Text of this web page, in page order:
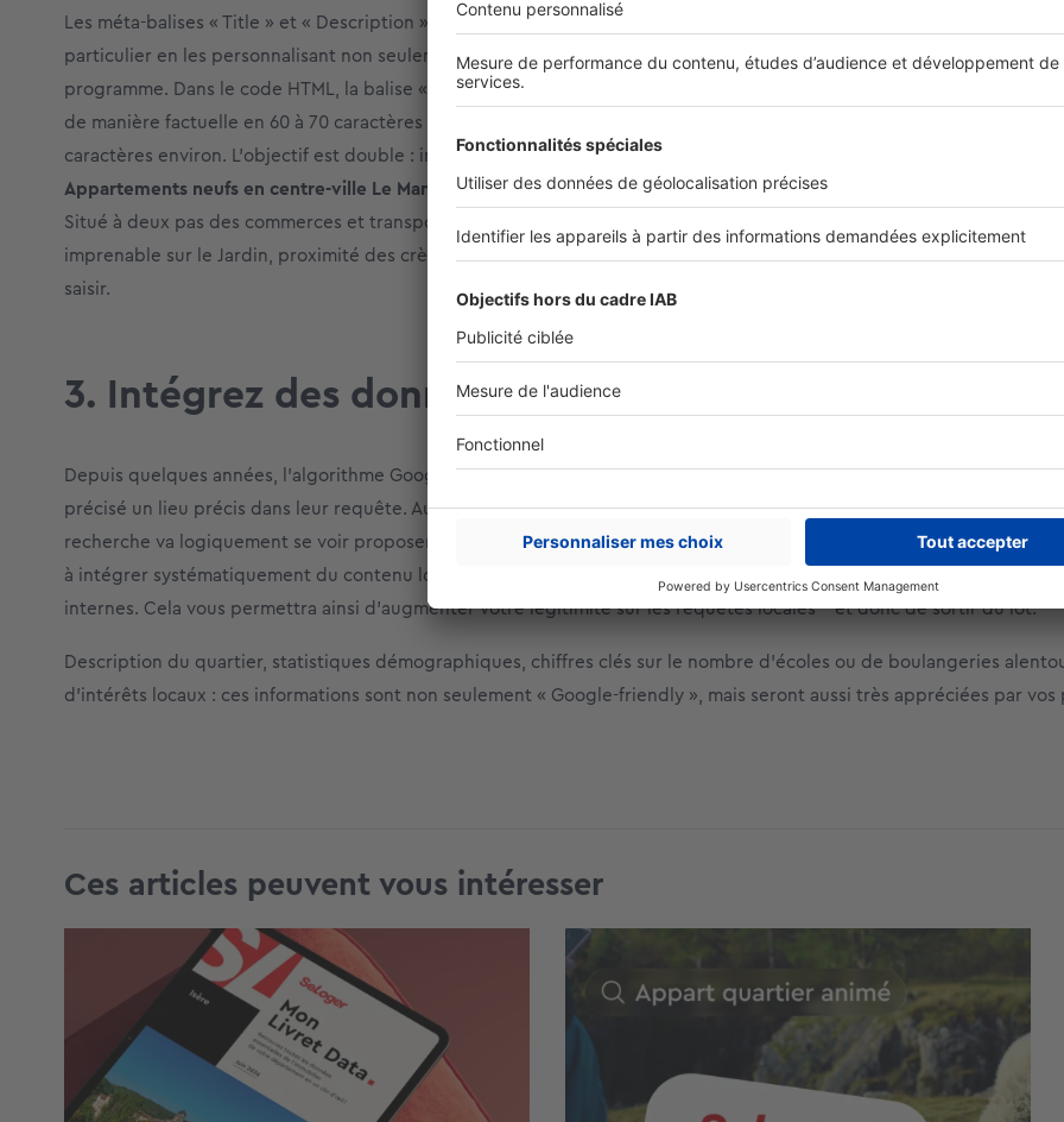
Les méta-balises « Title » et « Description » sont cruciales en matière de référencement naturel. Veillez donc à y
particulier en les personnalisant non seulement pour la homepage de votre site, évidemment, mais aussi pour
programme. Dans le code HTML, la balise « title » correspond au titre de votre page web : elle doit idéalement
de manière factuelle en 60 à 70 caractères environ. Quant à la balise « description », elle contient idéalement autour
caractères environ. L’objectif est double : inviter au clic et envoyer des signaux à Google pour le référencement.
Appartements neufs en centre-ville Le Mans – Jardin des Plantes
Situé à deux pas des commerces et transports de l’hyper centre, achetez votre logement neuf avec garage et
imprenable sur le Jardin, proximité des crèches et des écoles. Découvrez nos offres exceptionnelles pour le lancement.
saisir.
3. Intégrez des données locales de qualité
Depuis quelques années, l’algorithme Google propose aux internautes des résultats géolocalisés par défaut – même
précisé un lieu précis dans leur requête. Autrement dit, un acquéreur qui saisit « je veux acheter un studio neuf »
recherche va logiquement se voir proposer des liens vers des programmes ou annonces à proximité de là où il se
à intégrer systématiquement du contenu local sur votre site, sur vos fiches – ou mieux : sur les deux avec un maillage
internes. Cela vous permettra ainsi d’augmenter votre légitimité sur les requêtes locales – et donc de sortir du lot.
Description du quartier, statistiques démographiques, chiffres clés sur le nombre d’écoles ou de boulangeries
d’intérêts locaux : ces informations sont non seulement « Google-friendly », mais seront aussi très appréciées par vos
Ces articles peuvent vous intéresser